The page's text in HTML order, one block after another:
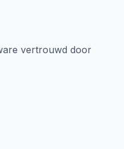
vertrouwd door